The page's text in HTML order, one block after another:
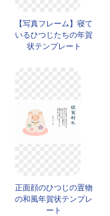
【写真フレーム】寝て
いるひつじたちの年賀
状テンプレート
正面顔のひつじの置物
の和風年賀状テンプレ
ート